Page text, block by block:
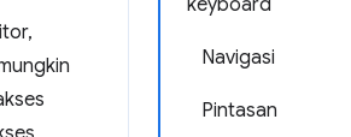
keyboard
Navigasi
Pintasan